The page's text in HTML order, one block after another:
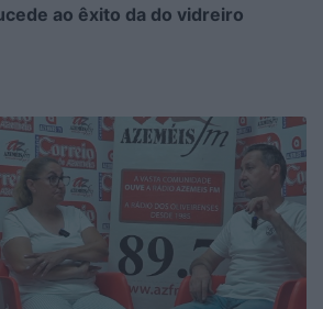
ao êxito da do vidreiro